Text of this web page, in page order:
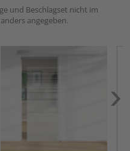
und Beschlagset nicht im
angegeben.